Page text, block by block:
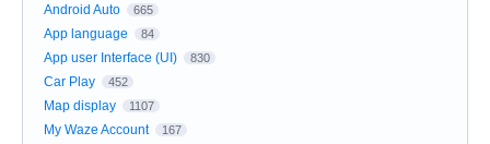
Android Auto 665
App language 84
App user Interface (UI) 830
Car Play 452
Map display 1107
My Waze Account 167